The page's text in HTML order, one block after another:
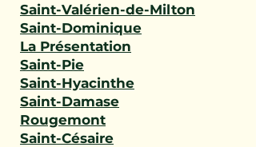
Saint-Valérien-de-Milton
Saint-Dominique
La Présentation
Saint-Pie
Saint-Hyacinthe
Saint-Damase
Rougemont
Saint-Césaire